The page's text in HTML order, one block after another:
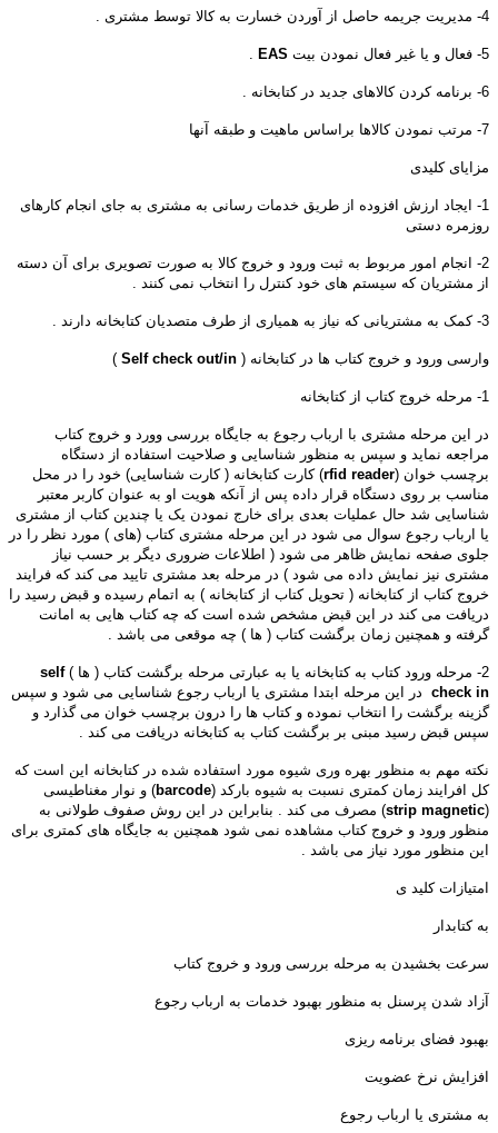
4- مدیریت جریمه حاصل از آوردن خسارت به کالا توسط مشتری .
5- فعال و یا غیر فعال نمودن بیت EAS
.
6- برنامه کردن کالاهای جدید در کتابخانه .
7- مرتب نمودن کالاها براساس ماهیت و طبقه آنها
مزایای کلیدی
1- ایجاد ارزش افزوده از طریق خدمات رسانی به مشتری به جای انجام کارهای
روزمره دستی
2- انجام امور مربوط به ثبت ورود و خروج کالا به صورت تصویری برای آن دسته
از مشتریان که سیستم های خود کنترل را انتخاب نمی کنند .
3- کمک به مشتریانی که نیاز به همیاری از طرف متصدیان کتابخانه دارند .
وارسی ورود و خروج کتاب ها در کتابخانه ( Self check out/in
)
1- مرحله خروج کتاب از کتابخانه
در این مرحله مشتری با ارباب رجوع به جایگاه بررسی وورد و خروج کتاب
مراجعه نماید و سپس به منظور شناسایی و صلاحیت استفاده از دستگاه
برچسب خوان (rfid reader) کارت کتابخانه ( کارت شناسایی) خود را در محل
مناسب بر روی دستگاه قرار داده پس از آنکه هویت او به عنوان کاربر معتبر
شناسایی شد حال عملیات بعدی برای خارج نمودن یک یا چندین کتاب از مشتری
یا ارباب رجوع سوال می شود در این مرحله مشتری کتاب (های ) مورد نظر را در
جلوی صفحه نمایش ظاهر می شود ( اطلاعات ضروری دیگر بر حسب نیاز
مشتری نیز نمایش داده می شود ) در مرحله بعد مشتری تایید می کند که فرایند
خروج کتاب از کتابخانه ( تحویل کتاب از کتابخانه ) به اتمام رسیده و قبض رسید را
دریافت می کند در این قبض مشخص شده است که چه کتاب هایی به امانت
گرفته و همچنین زمان برگشت کتاب ( ها ) چه موقعی می باشد .
2- مرحله ورود کتاب به کتابخانه یا به عبارتی مرحله برگشت کتاب ( ها )
self
check in در این مرحله ابتدا مشتری یا ارباب رجوع شناسایی می شود و سپس
گزینه برگشت را انتخاب نموده و کتاب ها را درون برچسب خوان می گذارد و
سپس قبض رسید مبنی بر برگشت کتاب به کتابخانه دریافت می کند .
نکته مهم به منظور بهره وری شیوه مورد استفاده شده در کتابخانه این است که
کل افرایند زمان کمتری نسبت به شیوه بارکد (barcode) و نوار مغناطیسی
(
strip magnetic) مصرف می کند . بنابراین در این روش صفوف طولانی به
منظور ورود و خروج کتاب مشاهده نمی شود همچنین به جایگاه های کمتری برای
این منظور مورد نیاز می باشد .
امتیازات کلید ی
به کتابدار
سرعت بخشیدن به مرحله بررسی ورود و خروج کتاب
آزاد شدن پرسنل به منظور بهبود خدمات به ارباب رجوع
بهبود فضای برنامه ریزی
افزایش نرخ عضویت
به مشتری یا ارباب رجوع